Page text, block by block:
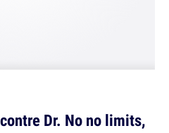
Dr. No no limits,